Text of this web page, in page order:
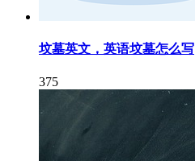
坟墓英文，英语坟墓怎么写
375